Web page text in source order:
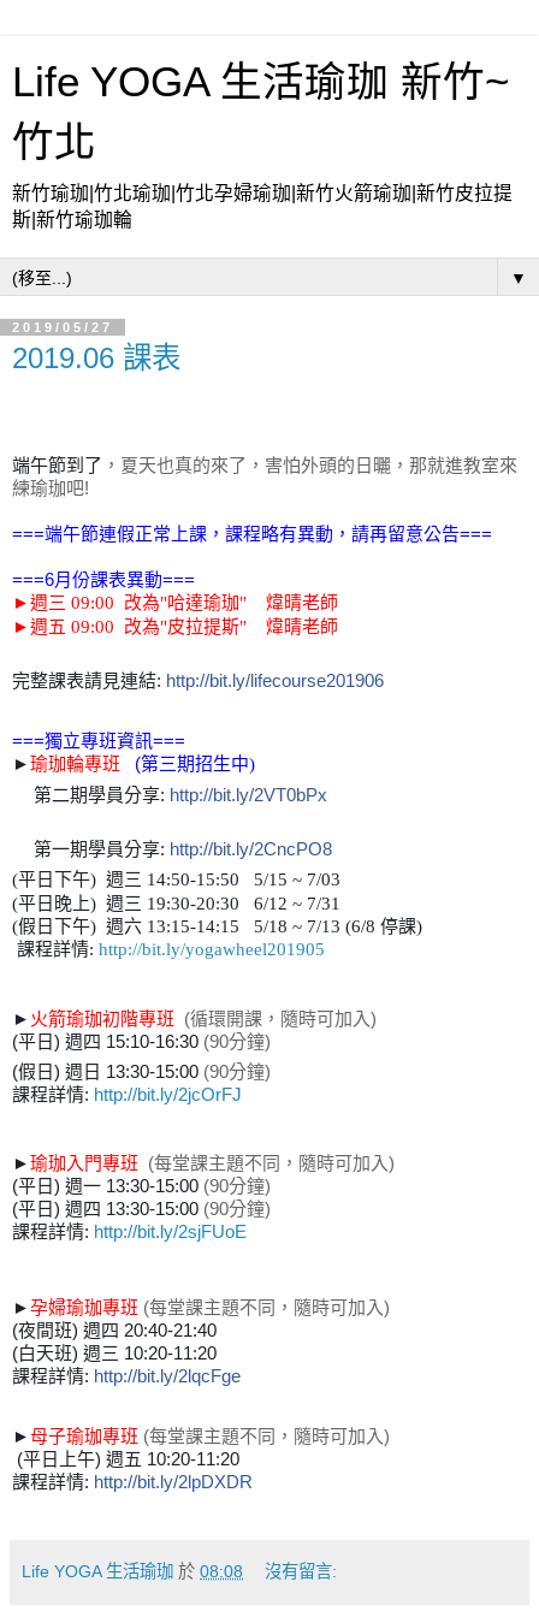
Life YOGA 生活瑜珈 新竹~
竹北
新竹瑜珈|竹北瑜珈|竹北孕婦瑜珈|新竹火箭瑜珈|新竹皮拉提
斯|新竹瑜珈輪
▼
2019/05/27
2019.06 課表
端午節到了 ，夏天也真的來了 ，害怕外頭的日曬 ，那就進教室來
練瑜珈吧!
===端午節連假正常上課，課程略有異動 ，請再留意公告===
===6月份課表異動===
►週三 09:00 改為"哈達瑜珈" 煒晴老師
►週五 09:00 改為"皮拉提斯" 煒晴老師
完整課表請見連結: http://bit.ly/lifecourse201906
===獨立專班資訊===
►瑜珈輪專班 (第三期招生中)
第二期學員分享: http://bit.ly/2VT0bPx
第一期學員分享: http://bit.ly/2CncPO8
(平日下午) 週三 14:50-15:50 5/15 ~ 7/03
(平日晚上) 週三 19:30-20:30 6/12 ~ 7/31
(假日 下午) 週六 13:15-14:15 5/18 ~ 7/13 (6/8 停課)
課程詳情: http://bit.ly/yogawheel201905
► 火箭瑜珈初階專班 (循環開課，隨時可加入)
(平日) 週四 15:10-16:30 (90分鐘)
(假日) 週日 13:30-15:00 (90分鐘)
課程詳情: http://bit.ly/2jcOrFJ
►瑜珈入門專班 (每堂課主題不同 ，隨時可加入)
(平日) 週一 13:30-15:00 (90分鐘)
(平日) 週四 13:30-15:00 (90分鐘)
課程詳情: http://bit.ly/2sjFUoE
►孕婦瑜珈專班 (每堂課主題不同，隨時可加入)
(夜間班) 週四 20:40-21:40
(白天班) 週三 10:20-11:20
課程詳情: http://bit.ly/2lqcFge
►母子瑜珈專班 (每堂課主題不同，隨時可加入)
(平日上午) 週五 10:20-11:20
課程詳情: http://bit.ly/2lpDXDR
Life YOGA 生活瑜珈 於 08:08 沒有留言: